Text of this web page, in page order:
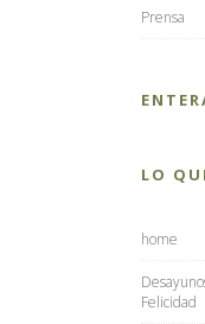
Prensa
LO
home
Felicidad